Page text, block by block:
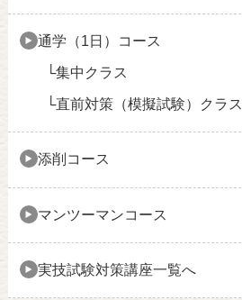
通学（1日）コース
集中クラス
直前対策（模擬試験）クラス
添削コース
マンツーマンコース
実技試験対策講座一覧へ